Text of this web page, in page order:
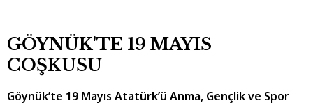
GÖYNÜK'TE 19 MAYIS
COŞKUSU
Göynük’te 19 Mayıs Atatürk’ü Anma, Gençlik ve Spor